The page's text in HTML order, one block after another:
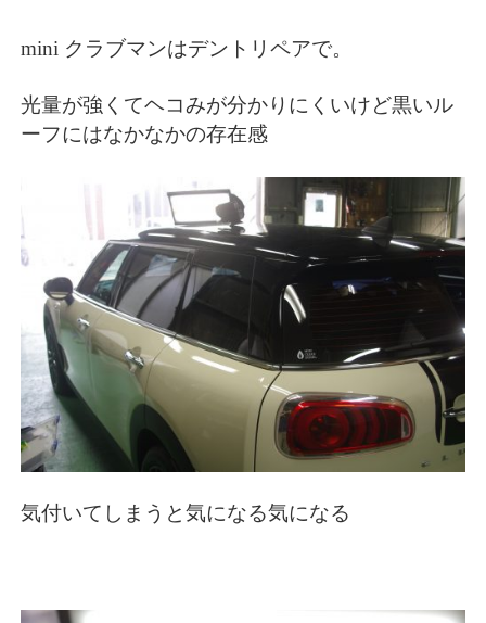
mini クラブマンはデントリペアで。
光量が強くてヘコみが分かりにくいけど黒いル
ーフにはなかなかの存在感
気付いてしまうと気になる気になる